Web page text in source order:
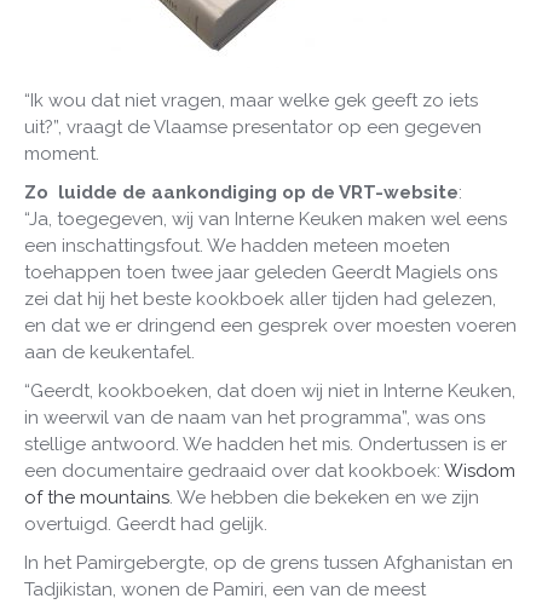
“Ik wou dat niet vragen, maar welke gek geeft zo iets
uit?”, vraagt de Vlaamse presentator op een gegeven
moment.
Zo luidde de aankondiging op de VRT-website:
“Ja, toegegeven, wij van Interne Keuken maken wel eens
een inschattingsfout. We hadden meteen moeten
toehappen toen twee jaar geleden Geerdt Magiels ons
zei dat hij het beste kookboek aller tijden had gelezen,
en dat we er dringend een gesprek over moesten voeren
aan de keukentafel.
“Geerdt, kookboeken, dat doen wij niet in Interne Keuken,
in weerwil van de naam van het programma”, was ons
stellige antwoord. We hadden het mis. Ondertussen is er
een documentaire gedraaid over dat kookboek: Wisdom
of the mountains. We hebben die bekeken en we zijn
overtuigd. Geerdt had gelijk.
In het Pamirgebergte, op de grens tussen Afghanistan en
Tadjikistan, wonen de Pamiri, een van de meest